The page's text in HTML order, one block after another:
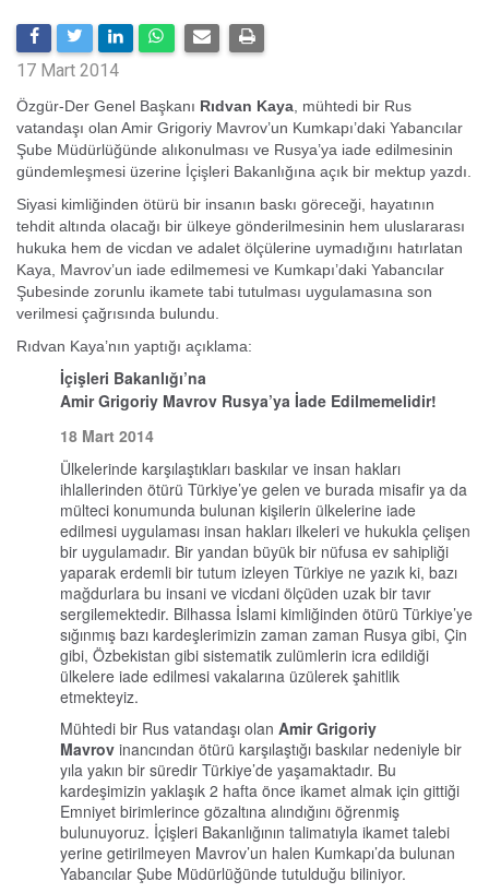
17 Mart 2014
Özgür-Der Genel Başkanı Rıdvan Kaya , mühtedi bir Rus
vatandaşı olan Amir Grigoriy Mavrov’un Kumkapı’daki Yabancılar
Şube Müdürlüğünde alıkonulması ve Rusya’ya iade edilmesinin
gündemleşmesi üzerine İçişleri Bakanlığına açık bir mektup yazdı.
Siyasi kimliğinden ötürü bir insanın baskı göreceği, hayatının
tehdit altında olacağı bir ülkeye gönderilmesinin hem uluslararası
hukuka hem de vicdan ve adalet ölçülerine uymadığını hatırlatan
Kaya, Mavrov’un iade edilmemesi ve Kumkapı’daki Yabancılar
Şubesinde zorunlu ikamete tabi tutulması uygulamasına son
verilmesi çağrısında bulundu.
Rıdvan Kaya’nın yaptığı açıklama:
İçişleri Bakanlığı’na
Amir Grigoriy Mavrov Rusya’ya İade Edilmemelidir!
18 Mart 2014
Ülkelerinde karşılaştıkları baskılar ve insan hakları
ihlallerinden ötürü Türkiye’ye gelen ve burada misafir ya da
mülteci konumunda bulunan kişilerin ülkelerine iade
edilmesi uygulaması insan hakları ilkeleri ve hukukla çelişen
bir uygulamadır. Bir yandan büyük bir nüfusa ev sahipliği
yaparak erdemli bir tutum izleyen Türkiye ne yazık ki, bazı
mağdurlara bu insani ve vicdani ölçüden uzak bir tavır
sergilemektedir. Bilhassa İslami kimliğinden ötürü Türkiye’ye
sığınmış bazı kardeşlerimizin zaman zaman Rusya gibi, Çin
gibi, Özbekistan gibi sistematik zulümlerin icra edildiği
ülkelere iade edilmesi vakalarına üzülerek şahitlik
etmekteyiz.
Mühtedi bir Rus vatandaşı olan Amir Grigoriy
Mavrov inancından ötürü karşılaştığı baskılar nedeniyle bir
yıla yakın bir süredir Türkiye’de yaşamaktadır. Bu
kardeşimizin yaklaşık 2 hafta önce ikamet almak için gittiği
Emniyet birimlerince gözaltına alındığını öğrenmiş
bulunuyoruz. İçişleri Bakanlığının talimatıyla ikamet talebi
yerine getirilmeyen Mavrov’un halen Kumkapı’da bulunan
Yabancılar Şube Müdürlüğünde tutulduğu biliniyor.